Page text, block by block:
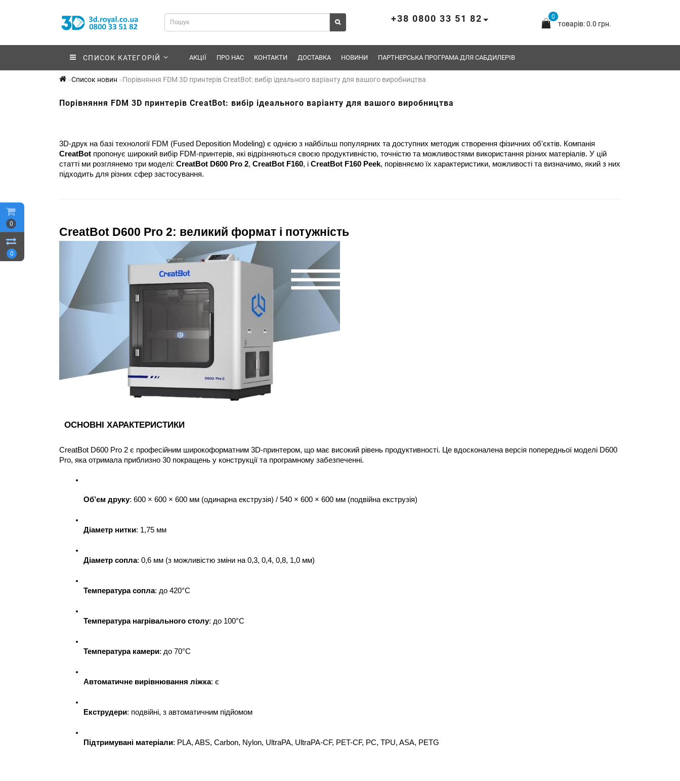
0
0
0
товарів: 0.0 грн.
+38 0800 33 51 82
СПИСОК КАТЕГОРІЙ АКЦІЇ ПРО НАС КОНТАКТИ ДОСТАВКА НОВИНИ ПАРТНЕРСЬКА ПРОГРАМА ДЛЯ САБДИЛЕРІВ
Список новин Порівняння FDM 3D принтерів CreatBot: вибір ідеального варіанту для вашого виробництва
Порівняння FDM 3D принтерів CreatBot: вибір ідеального варіанту для вашого виробництва
CreatBot пропонує широкий вибір FDM-принтерів, які відрізняються своєю продуктивністю, точністю та можливостями використання різних матеріалів. У цій
статті ми розглянемо три моделі: CreatBot D600 Pro 2, CreatBot F160, і CreatBot F160 Peek, порівняємо їх характеристики, можливості та визначимо, який з них
підходить для різних сфер застосування.
CreatBot D600 Pro 2: великий формат і потужність
ОСНОВНІ ХАРАКТЕРИСТИКИ
CreatBot D600 Pro 2 є професійним широкоформатним 3D-принтером, що має високий рівень продуктивності. Це вдосконалена версія попередньої моделі D600
Pro, яка отримала приблизно 30 покращень у конструкції та програмному забезпеченні.
Об’єм друку: 600 × 600 × 600 мм (одинарна екструзія) / 540 × 600 × 600 мм (подвійна екструзія)
Діаметр нитки: 1,75 мм
Діаметр сопла: 0,6 мм (з можливістю зміни на 0,3, 0,4, 0,8, 1,0 мм)
Температура сопла: до 420°C
Температура нагрівального столу: до 100°C
Температура камери: до 70°C
Автоматичне вирівнювання ліжка: є
Екструдери: подвійні, з автоматичним підйомом
Підтримувані матеріали: PLA, ABS, Carbon, Nylon, UltraPA, UltraPA-CF, PET-CF, PC, TPU, ASA, PETG
Електронна пошта*
Підписатися